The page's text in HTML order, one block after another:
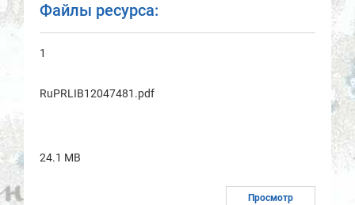
Файлы ресурса:
1
RuPRLIB12047481.pdf
24.1 MB
Просмотр